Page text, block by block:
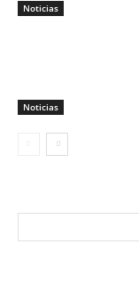
Noticias
Noticias